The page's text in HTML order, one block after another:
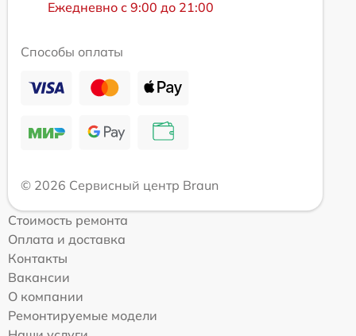
Ежедневно с 9:00 до 21:00
Способы оплаты
© 2026 Сервисный центр Braun
Стоимость ремонта
Оплата и доставка
Контакты
Вакансии
О компании
Ремонтируемые модели